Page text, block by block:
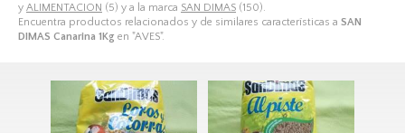
y ALIMENTACION (5) y a la marca SAN DIMAS (150).
Encuentra productos relacionados y de similares características a SAN
DIMAS Canarina 1Kg en "AVES".